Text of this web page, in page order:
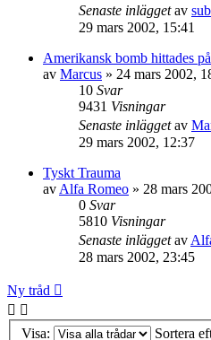
Senaste inläggetav
29 mars 2002, 15:41
Amerikansk bomb hittades
av Marcus » 24 mars 2002,
10 Svar
9431 Visningar
Senaste inläggetav
29 mars 2002, 12:37
Tyskt Trauma
av Alfa Romeo » 28 mars
0 Svar
5810 Visningar
Senaste inläggetav
28 mars 2002, 23:45
Ny tråd
Visa:
Sortera